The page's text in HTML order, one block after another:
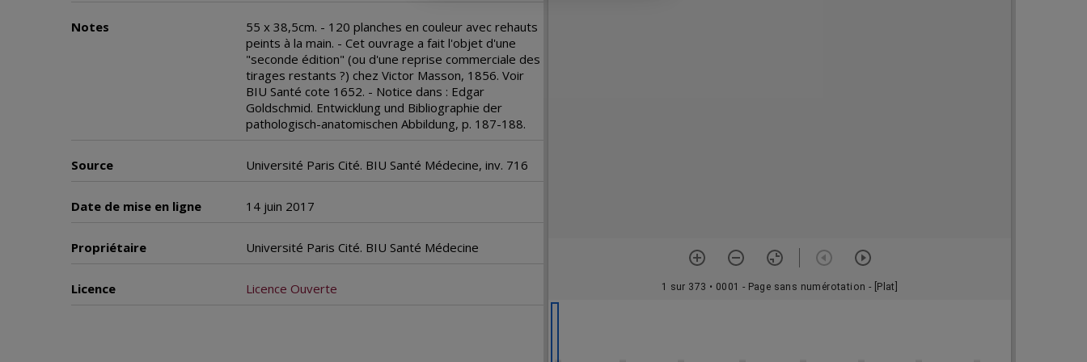
Notes
55 x 38,5cm. - 120 planches en couleur avec rehauts
peints à la main. - Cet ouvrage a fait l'objet d'une
"seconde édition" (ou d'une reprise commerciale des
tirages restants ?) chez Victor Masson, 1856. Voir
BIU Santé cote 1652. - Notice dans : Edgar
Goldschmid. Entwicklung und Bibliographie der
pathologisch-anatomischen Abbildung, p. 187-188.
Source Université Paris Cité. BIU Santé Médecine, inv. 716
Date de mise en ligne 14 juin 2017
Propriétaire Université Paris Cité. BIU Santé Médecine
Licence Licence Ouverte 1 sur 373 • 0001 - Page sans numérotation - [Plat]